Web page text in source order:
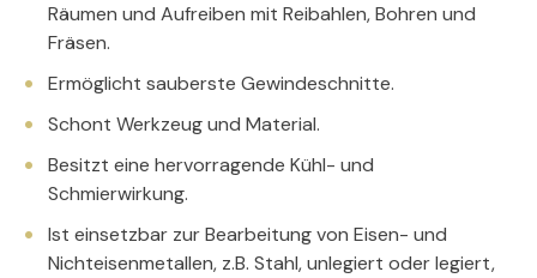
Räumen und Aufreiben mit Reibahlen, Bohren und
Fräsen.
Ermöglicht sauberste Gewindeschnitte.
Schont Werkzeug und Material.
Besitzt eine hervorragende Kühl- und
Schmierwirkung.
Ist einsetzbar zur Bearbeitung von Eisen- und
Nichteisenmetallen, z.B. Stahl, unlegiert oder legiert,